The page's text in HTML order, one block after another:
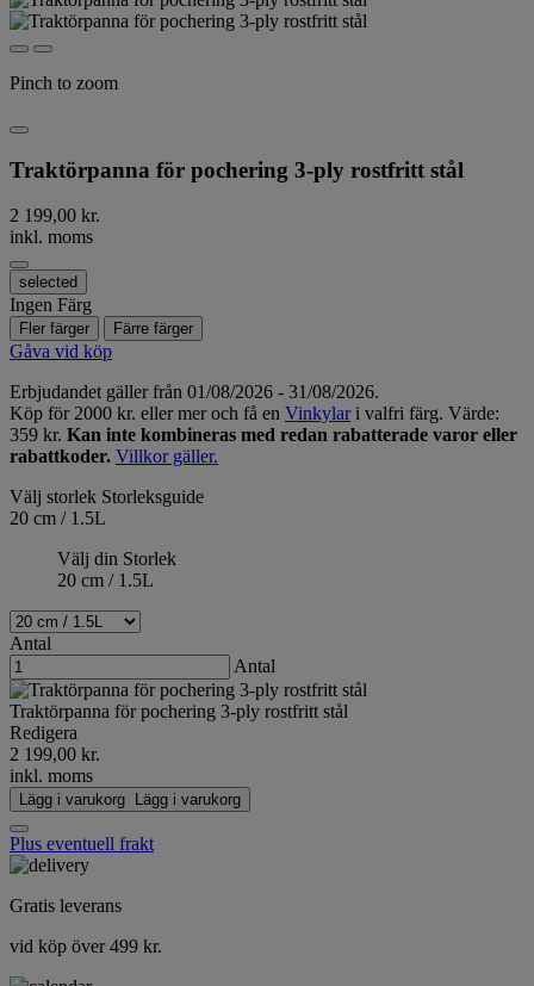
Pinch to zoom
Traktörpanna för pochering 3-ply rostfritt stål
2 199,00 kr.
inkl. moms
selected
Ingen Färg
Fler färger Färre färger
Gåva vid köp
Erbjudandet gäller från 01/08/2026 - 31/08/2026.
Köp för 2000 kr. eller mer och få en Vinkylari valfri färg. Värde:
359 kr. Kan inte kombineras med redan rabatterade varor eller
rabattkoder. Villkor gäller.
Välj storlek Storleksguide
20 cm / 1.5L
Välj din Storlek
20 cm / 1.5L
Antal
Antal
Traktörpanna för pochering 3-ply rostfritt stål
Redigera
2 199,00 kr.
inkl. moms
Lägg i varukorg Lägg i varukorg
Plus eventuell frakt
Gratis leverans
vid köp över 499 kr.